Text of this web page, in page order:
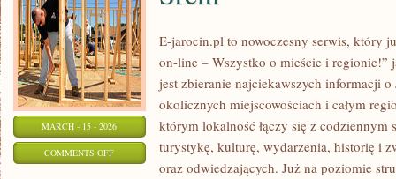
MARCH - 15 - 2026
COMMENTS OFFON
E-jarocin.pl to nowoczesny serwis, który
on-line – Wszystko o mieście i regionie!”
jest zbieranie najciekawszych informacji o
okolicznych miejscowościach i całym
którym lokalność łączy się z codziennym
turystykę, kulturę, wydarzenia, historię i
oraz odwiedzających. Już na poziomie